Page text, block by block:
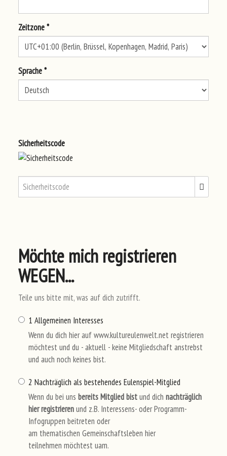
Zeitzone *
Sprache *
Sicherheitscode
Möchte mich registrieren
WEGEN...
Teile uns bitte mit, was auf dich zutrifft.
1 Allgemeinen Interesses
Wenn du dich hier auf www.kultureulenwelt.net registrieren
möchtest und du - aktuell - keine Mitgliedschaft anstrebst
und auch noch keines bist.
2 Nachträglich als bestehendes Eulenspiel-Mitglied
Wenn du bei uns bereits Mitglied bistund dich nachträglich
hier registrierenund z.B. Interessens- oder Programm-
Infogruppen beitreten oder
am thematischen Gemeinschaftsleben hier
teilnehmen möchtest uam.